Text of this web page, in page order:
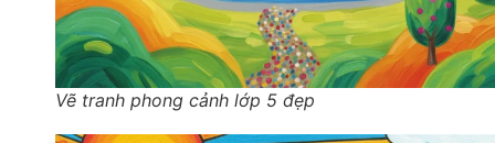
Vẽ tranh phong cảnh lớp 5 đẹp